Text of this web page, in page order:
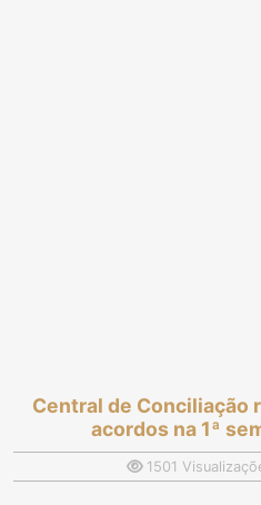
Central de Conciliação
acordos na 1ª
1501